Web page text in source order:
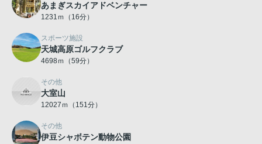
あまぎスカイアドベンチャー
1231ｍ（16分）
スポーツ施設
天城高原ゴルフクラブ
4698ｍ（59分）
その他
大室山
12027ｍ（151分）
その他
伊豆シャボテン動物公園